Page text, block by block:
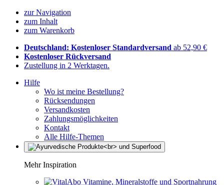
zur Navigation
zum Inhalt
zum Warenkorb
Deutschland: Kostenloser Standardversand ab 52,90 €
Kostenloser Rückversand
Zustellung in 2 Werktagen.
Hilfe
Wo ist meine Bestellung?
Rücksendungen
Versandkosten
Zahlungsmöglichkeiten
Kontakt
Alle Hilfe-Themen
Mehr Inspiration
Vitamine, Mineralstoffe und Sportnahrung